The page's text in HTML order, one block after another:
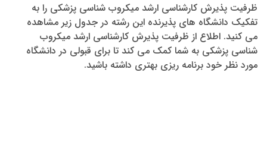
ظرفیت پذیرش کارشناسی ارشد میکروب شناسی پزشکی را به
تفکیک دانشگاه های پذیرنده این رشته در جدول زیر مشاهده
می کنید. اطلاع از ظرفیت پذیرش کارشناسی ارشد میکروب
شناسی پزشکی به شما کمک می کند تا برای قبولی در دانشگاه
مورد نظر خود برنامه ریزی بهتری داشته باشید.